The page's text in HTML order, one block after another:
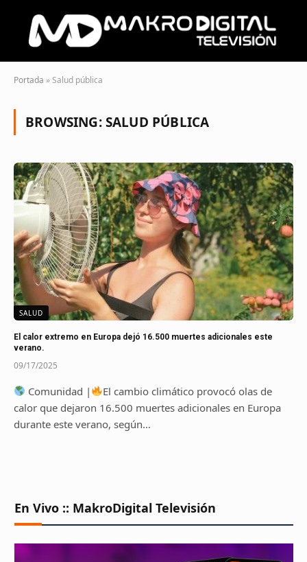
Portada »Salud pública
BROWSING:SALUD PÚBLICA
SALUD
El calor extremo en Europa dejó 16.500 muertes adicionales este
verano.
09/17/2025
Comunidad |
El cambio climático provocó olas de
calor que dejaron 16.500 muertes adicionales en Europa
durante este verano, según…
En Vivo :: MakroDigital Televisión